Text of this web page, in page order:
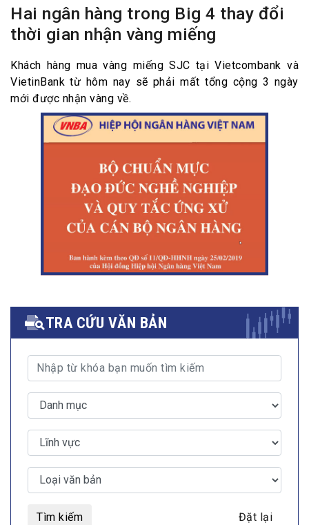
Hai ngân hàng trong Big 4 thay đổi
thời gian nhận vàng miếng
Khách hàng mua vàng miếng SJC tại Vietcombank và
VietinBank từ hôm nay sẽ phải mất tổng cộng 3 ngày
mới được nhận vàng về.
TRA CỨU VĂN BẢN
Tìm kiếm Đặt lại